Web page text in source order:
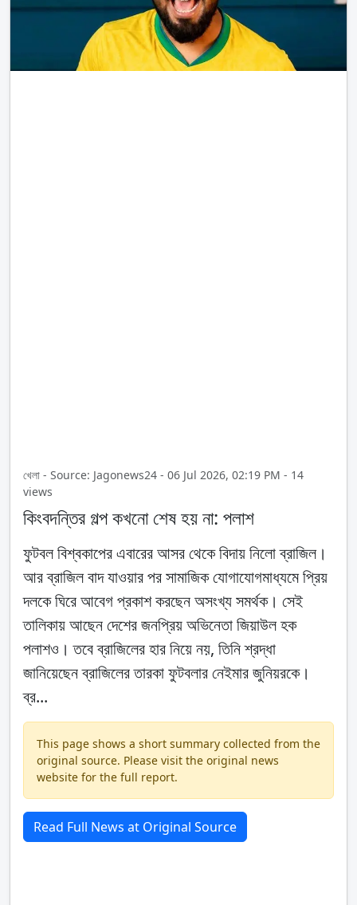
খেলা - Source: Jagonews24 - 06 Jul 2026, 02:19 PM - 14
views
কিংবদন্তির গল্প কখনো শেষ হয় না: পলাশ
ফুটবল বিশ্বকাপের এবারের আসর থেকে বিদায় নিলো ব্রাজিল।
আর ব্রাজিল বাদ যাওয়ার পর সামাজিক যোগাযোগমাধ্যমে প্রিয়
দলকে ঘিরে আবেগ প্রকাশ করছেন অসংখ্য সমর্থক। সেই
তালিকায় আছেন দেশের জনপ্রিয় অভিনেতা জিয়াউল হক
পলাশও। তবে ব্রাজিলের হার নিয়ে নয়, তিনি শ্রদ্ধা
জানিয়েছেন ব্রাজিলের তারকা ফুটবলার নেইমার জুনিয়রকে।
ব্র...
This page shows a short summary collected from the
original source. Please visit the original news
website for the full report.
Read Full News at Original Source